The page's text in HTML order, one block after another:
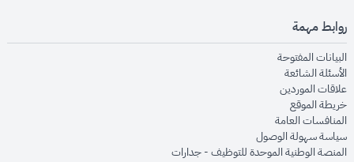
روابط مهمة
البيانات المفتوحةopens in new window
الأسئلة الشائعةopens in new window
علاقات الموردينopens in new window
خريطة الموقعopens in new window
المنافسات العامةopens in new window
سياسة سهولة الوصولopens in new window
المنصة الوطنية الموحدة للتوظيف - جداراتopens in new window